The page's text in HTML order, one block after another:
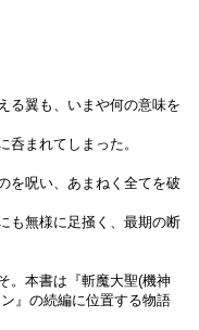
る翼も、いまや何の意味を
呑まれてしまった。
を呪い、あまねく全てを破
も無様に足掻く、最期の断
。本書は『斬魔大聖(機神
』の続編に位置する物語